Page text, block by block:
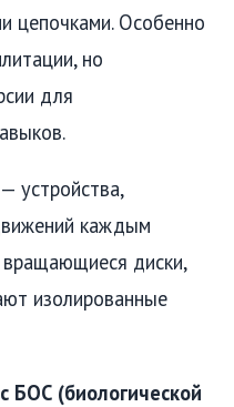
цепочками. Особенно
но
для
— устройства,
каждым
диски,
изолированные
БОС (биологической